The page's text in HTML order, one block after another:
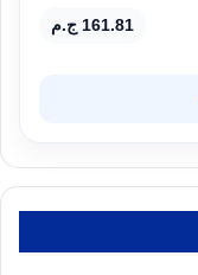
161.81 ج.م